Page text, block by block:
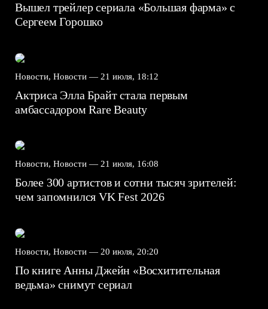
Вышел трейлер сериала «Большая фарма» с
Сергеем Горошко
Новости, Новости — 21 июля, 18:12
Актриса Элла Брайт стала первым
амбассадором Rare Beauty
Новости, Новости — 21 июля, 16:08
Более 300 артистов и сотни тысяч зрителей:
чем запомнился VK Fest 2026
Новости, Новости — 20 июля, 20:20
По книге Анны Джейн «Восхитительная
ведьма» снимут сериал